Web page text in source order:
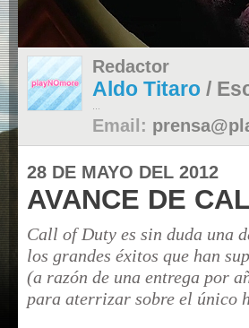
Redactor
Aldo Titaro /
Email:
28 DE MAYO DEL 2012
AVANCE DE
Call of Duty es sin duda una
los grandes éxitos que han
(a razón de una entrega por
para aterrizar sobre el único